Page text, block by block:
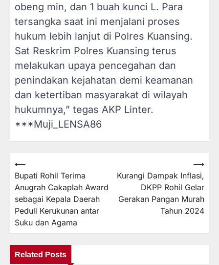
obeng min, dan 1 buah kunci L. Para
tersangka saat ini menjalani proses
hukum lebih lanjut di Polres Kuansing.
Sat Reskrim Polres Kuansing terus
melakukan upaya pencegahan dan
penindakan kejahatan demi keamanan
dan ketertiban masyarakat di wilayah
hukumnya,” tegas AKP Linter.
***Muji_LENSA86
Navigasi
pos
⟵
Bupati Rohil Terima
Anugrah Cakaplah Award
sebagai Kepala Daerah
Peduli Kerukunan antar
Suku dan Agama
Kurangi Dampak Inflasi,
DKPP Rohil Gelar
Gerakan Pangan Murah
Tahun 2024
⟶
Related Posts